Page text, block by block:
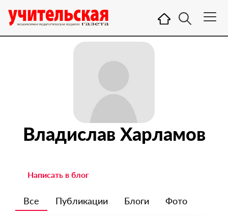
Владислав Харламов
Написать в блог
Все Публикации Блоги Фото